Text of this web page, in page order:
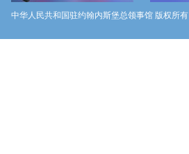
中华人民共和国驻约翰内斯堡总领事馆 版权所有